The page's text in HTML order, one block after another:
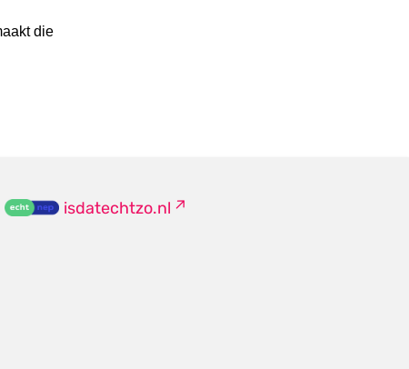
die
isdatechtzo.nl